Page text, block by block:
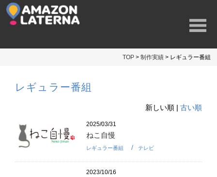
TOP> 制作実績> レギュラー番組
レギュラー番組
新しい順 | 古い順
2025/03/31
ねこ自慢
レギュラー番組 テレビ
2023/10/16